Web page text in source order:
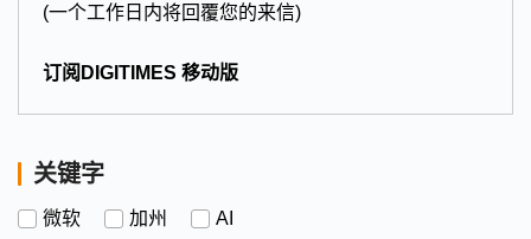
(一个工作日内将回覆您的来信)
订阅DIGITIMES 移动版
关键字
微软 加州 AI